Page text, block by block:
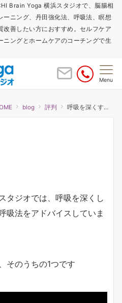
Brain Yoga 横浜スタジオで、脳腸相
ーニング、丹田強化法、呼吸法、瞑想
改善したい方におすすめ。セルフケア
ニングとホームケアのコーチングで生
Menu
blog 評判 呼吸を深くするなら
タジオでは、呼吸を深くし
吸法をアドバイスしていま
そのうちの1つです